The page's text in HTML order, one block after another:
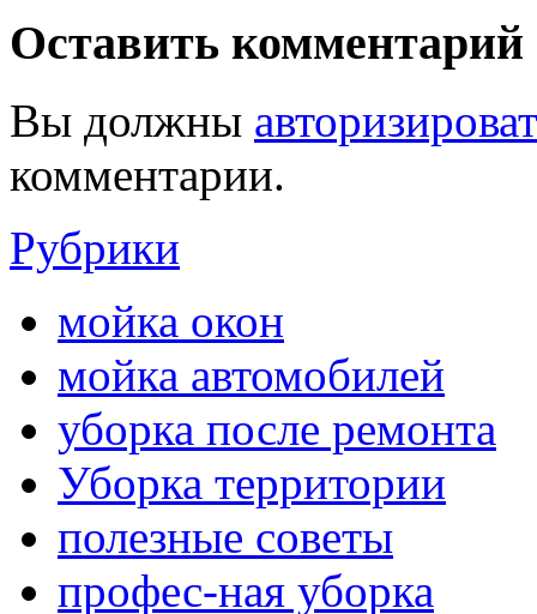
Оставить комментарий
Вы должны
комментарии.
Рубрики
мойка окон
мойка автомобилей
уборка после ремонта
Уборка территории
полезные советы
профес-ная уборка